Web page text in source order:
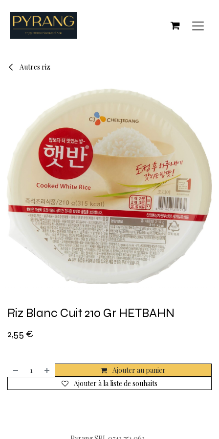
Autres riz
Riz Blanc Cuit 210 Gr HETBAHN
2,55 €
Ajouter au panier
Ajouter à la liste de souhaits